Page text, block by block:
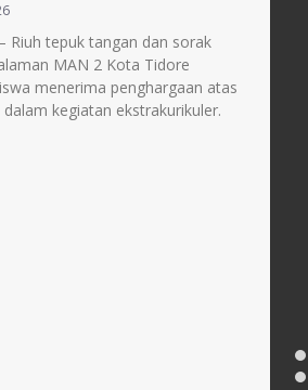
Riuh tepuk tangan dan sorak
MAN 2 Kota Tidore
menerima penghargaan atas
kegiatan ekstrakurikuler.